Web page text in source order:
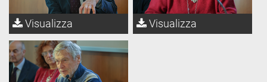
Visualizza Visualizza